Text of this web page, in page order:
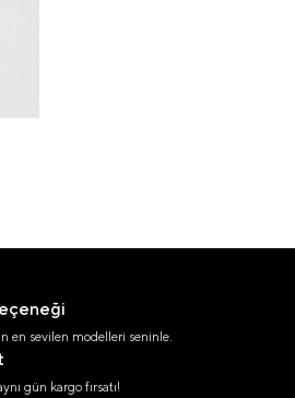
en sevilen modelleri seninle.
gün kargo fırsatı!